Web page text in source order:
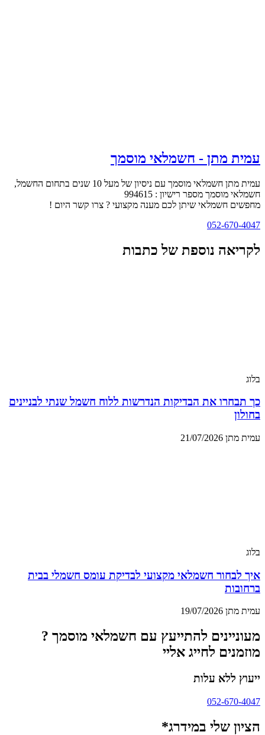
עמית מתן - חשמלאי מוסמך
עמית מתן חשמלאי מוסמך עם ניסיון של מעל 10 שנים בתחום החשמל,
חשמלאי מוסמך מספר רישיון : 994615
מחפשים חשמלאי שיתן לכם מענה מקצועי ? צרו קשר היום !
052-670-4047
לקריאה נוספת של כתבות
בלוג
כך תבחרו את הבדיקות הנדרשות ללוח חשמל שנתי לבניינים
בחולון
עמית מתן 21/07/2026
בלוג
איך לבחור חשמלאי מקצועי לבדיקת עומס חשמלי בבית
ברחובות
עמית מתן 19/07/2026
מעוניינים להתייעץ עם חשמלאי מוסמך ?
מוזמנים לחייג אליי
ייעוץ ללא עלות
052-670-4047
הציון שלי במידרג*